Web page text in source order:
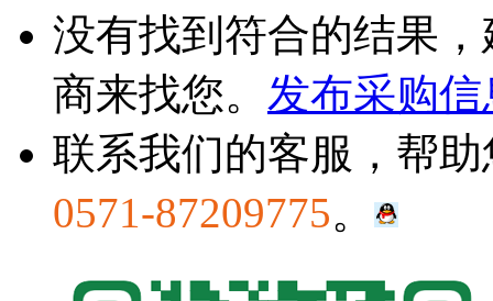
没有找到符合的结果
商来找您。 发布采购信
联系我们的客服，帮
0571-87209775。